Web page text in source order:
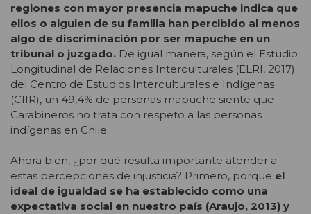
regiones con mayor presencia mapuche indica que
ellos o alguien de su familia han percibido al menos
algo de discriminación por ser mapuche en un
tribunal o juzgado. De igual manera, según el Estudio
Longitudinal de Relaciones Interculturales (ELRI, 2017)
del Centro de Estudios Interculturales e Indígenas
(CIIR), un 49,4% de personas mapuche siente que
Carabineros no trata con respeto a las personas
indígenas en Chile.
Ahora bien, ¿por qué resulta importante atender a
estas percepciones de injusticia? Primero, porque el
ideal de igualdad se ha establecido como una
expectativa social en nuestro país (Araujo, 2013) y